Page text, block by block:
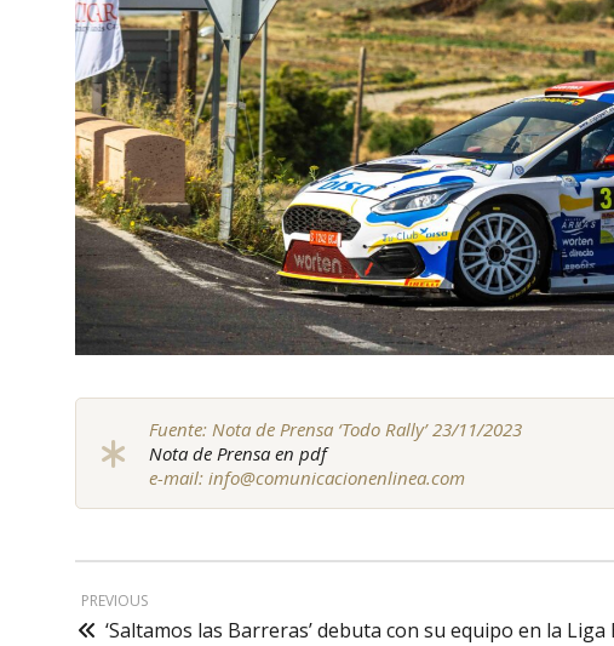
Fuente: Nota de Prensa ‘Todo Rally’ 23/11/2023
Nota de Prensa en pdf
e-mail: info@comunicacionenlinea.com
PREVIOUS
‘Saltamos las Barreras’ debuta con su equipo en la